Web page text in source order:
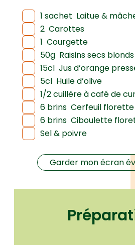
1 sachet Laitue &
2 Carottes
1 Courgette
50g Raisins secs blonds
15cl Jus d’orange
5cl Huile d’olive
1/2 cuillère à café de
6 brins Cerfeuil florette
6 brins Ciboulette
Sel & poivre
Garder mon écran